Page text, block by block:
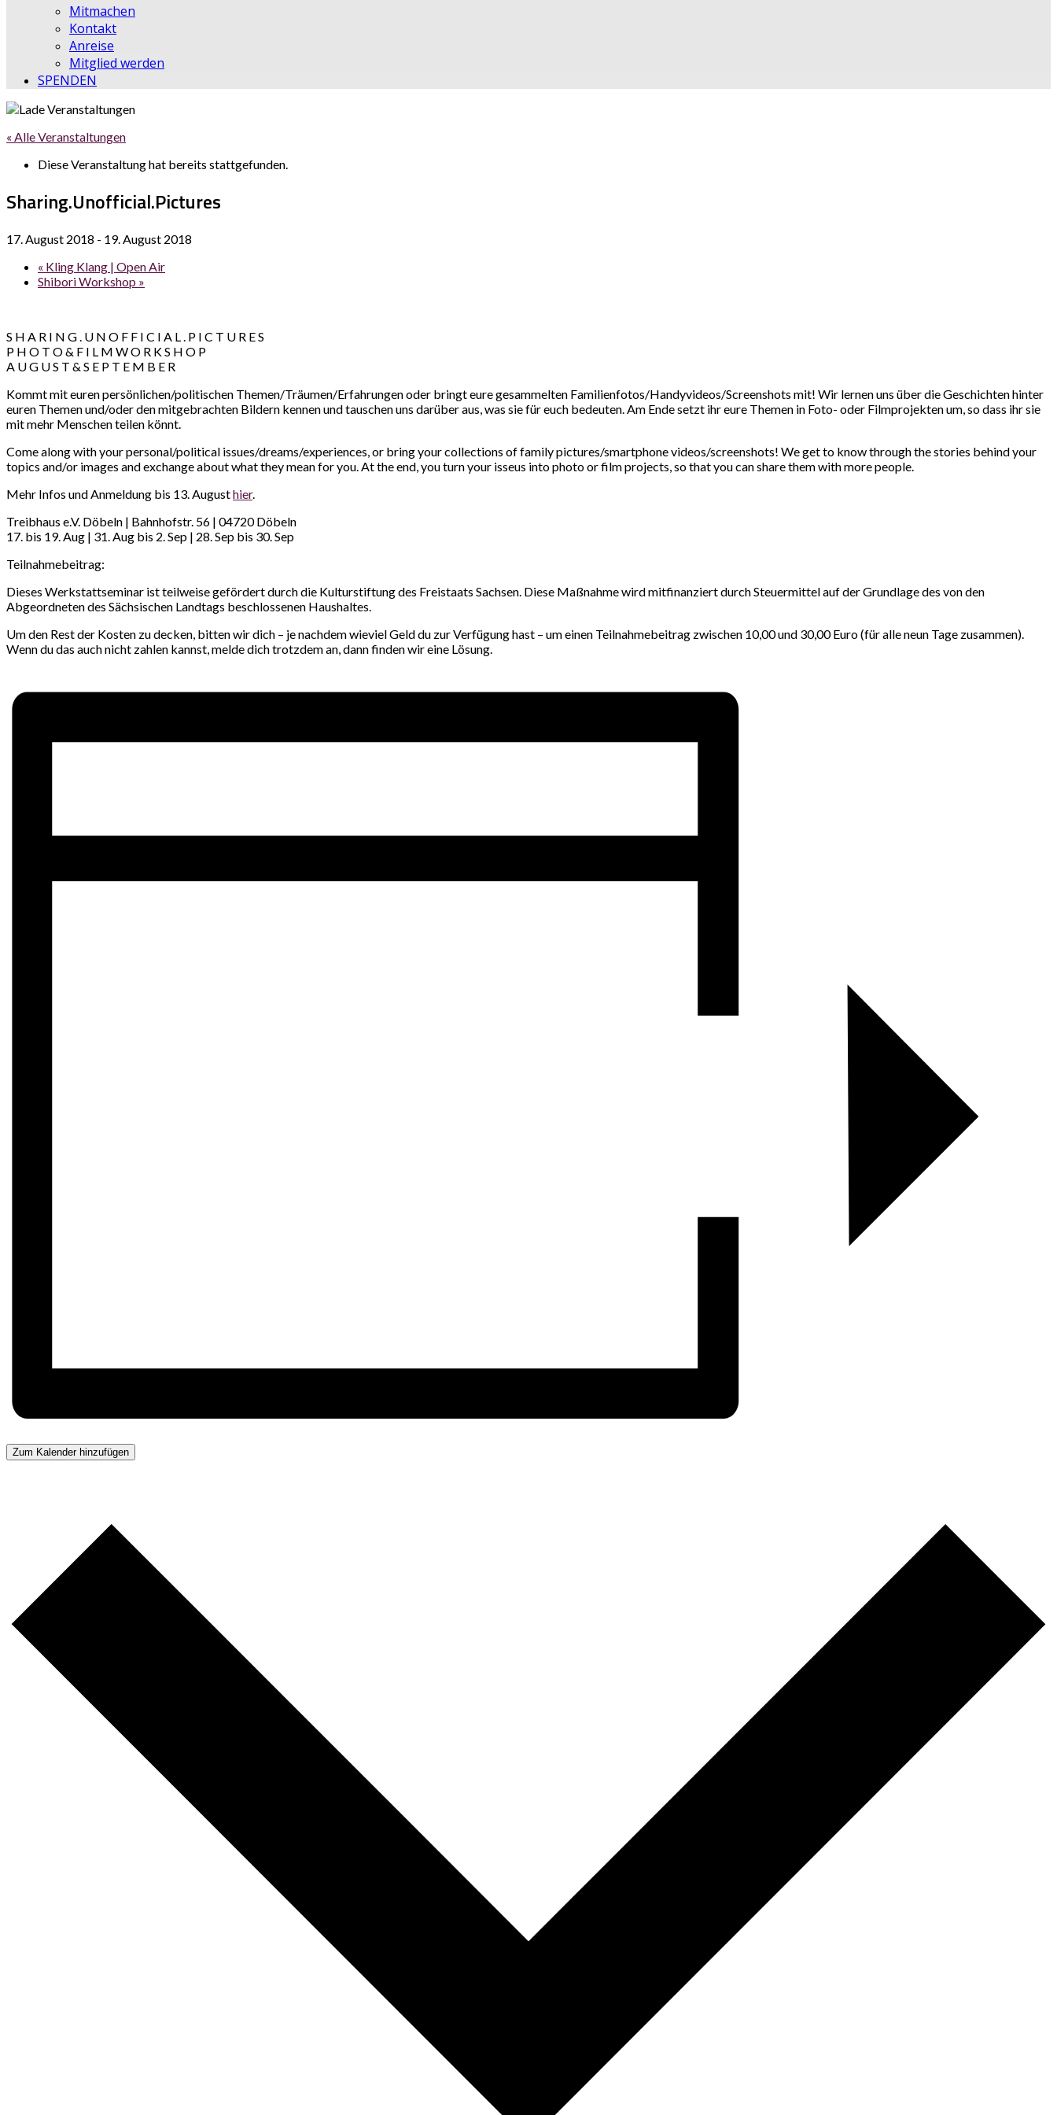
Mitmachen
Kontakt
Anreise
Mitglied werden
SPENDEN
« Alle Veranstaltungen
Diese Veranstaltung hat bereits stattgefunden.
Sharing.Unofficial.Pictures
17. August 2018 - 19. August 2018
« Kling Klang | Open Air
Shibori Workshop »
S H A R I N G . U N O F F I C I A L . P I C T U R E S
P H O T O & F I L M W O R K S H O P
A U G U S T & S E P T E M B E R
Kommt mit euren persönlichen/politischen Themen/Träumen/Erfahrungen oder bringt eure gesammelten Familienfotos/Handyvideos/Screenshots mit! Wir lernen uns über die Geschichten hinter
euren Themen und/oder den mitgebrachten Bildern kennen und tauschen uns darüber aus, was sie für euch bedeuten. Am Ende setzt ihr eure Themen in Foto- oder Filmprojekten um, so dass ihr sie
mit mehr Menschen teilen könnt.
Come along with your personal/political issues/dreams/experiences, or bring your collections of family pictures/smartphone videos/screenshots! We get to know through the stories behind your
topics and/or images and exchange about what they mean for you. At the end, you turn your isseus into photo or film projects, so that you can share them with more people.
Mehr Infos und Anmeldung bis 13. Augusthier.
Treibhaus e.V. Döbeln | Bahnhofstr. 56 | 04720 Döbeln
17. bis 19. Aug | 31. Aug bis 2. Sep | 28. Sep bis 30. Sep
Teilnahmebeitrag:
Dieses Werkstattseminar ist teilweise gefördert durch die Kulturstiftung des Freistaats Sachsen. Diese Maßnahme wird mitfinanziert durch Steuermittel auf der Grundlage des von den
Abgeordneten des Sächsischen Landtags beschlossenen Haushaltes.
Um den Rest der Kosten zu decken, bitten wir dich – je nachdem wieviel Geld du zur Verfügung hast – um einen Teilnahmebeitrag zwischen 10,00 und 30,00 Euro (für alle neun Tage zusammen).
Wenn du das auch nicht zahlen kannst, melde dich trotzdem an, dann finden wir eine Lösung.
Zum Kalender hinzufügen